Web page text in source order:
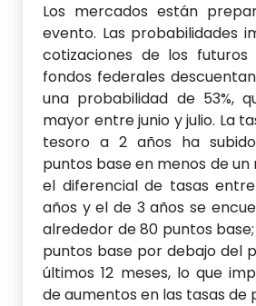
Los mercados están
evento. Las probabilidades
cotizaciones de los
fondos federales
una probabilidad de 53%,
mayor entre junio y julio. La
tesoro a 2 años ha
puntos base en menos de un
el diferencial de tasas
años y el de 3 años se
alrededor de 80 puntos
puntos base por debajo del
últimos 12 meses, lo que
de aumentos en las tasas de